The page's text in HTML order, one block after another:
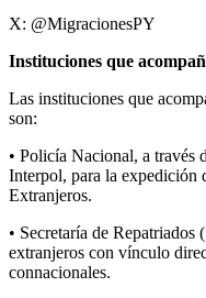
X: @MigracionesPY
Instituciones que
Las instituciones que
son:
• Policía Nacional, a través
Interpol, para la expedición
Extranjeros.
• Secretaría de
extranjeros con vínculo
connacionales.